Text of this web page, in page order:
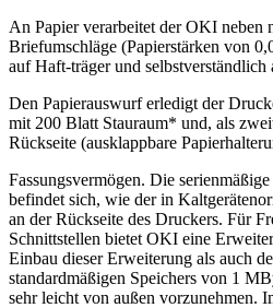
An Papier verarbeitet der OKI neben
Briefumschläge (Papierstärken von
auf Haft-träger und
Den Papierauswurf erledigt der
mit 200 Blatt Stauraum* und, als
Rückseite (ausklappbare
Fassungsvermögen. Die
befindet sich, wie der in
an der Rückseite des Druckers. Für
Schnittstellen bietet OKI eine
Einbau dieser Erweiterung als auch
standardmäßigen Speichers von 1
sehr leicht von außen vorzunehmen.